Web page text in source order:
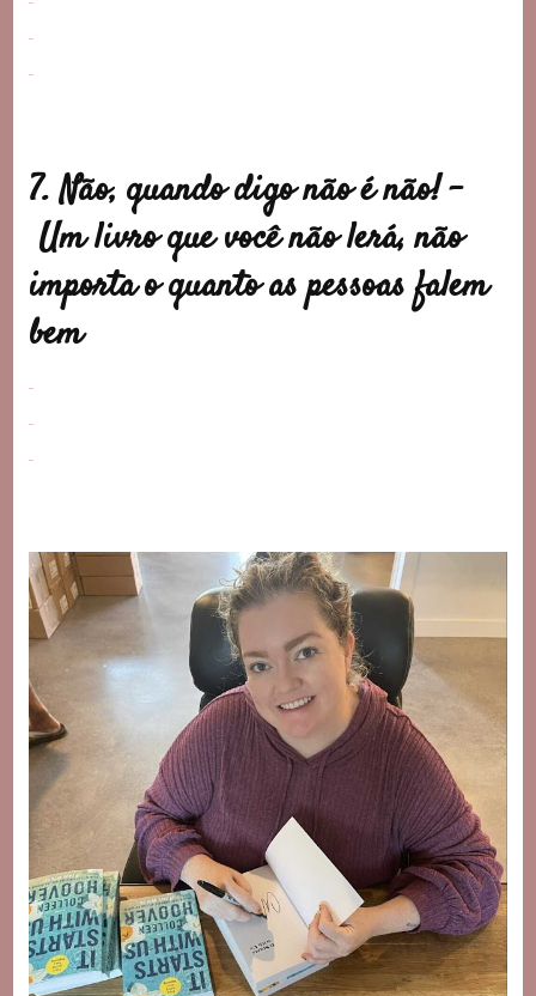
7. Não, quando digo não é não! –
Um livro que você não lerá, não
importa o quanto as pessoas falem
bem